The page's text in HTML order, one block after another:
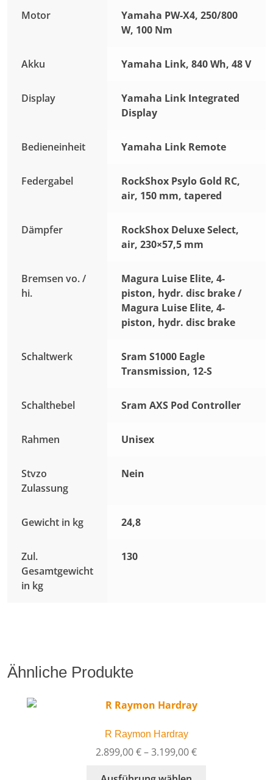
Motor
Yamaha PW-X4, 250/800
W, 100 Nm
Akku Yamaha Link, 840 Wh, 48 V
Display
Yamaha Link Integrated
Display
Bedieneinheit Yamaha Link Remote
Federgabel
RockShox Psylo Gold RC,
air, 150 mm, tapered
Dämpfer
RockShox Deluxe Select,
air, 230×57,5 mm
Bremsen vo. /
hi.
Magura Luise Elite, 4-
piston, hydr. disc brake /
Magura Luise Elite, 4-
piston, hydr. disc brake
Schaltwerk
Sram S1000 Eagle
Transmission, 12-S
Schalthebel Sram AXS Pod Controller
Rahmen Unisex
Stvzo
Zulassung
Nein
Gewicht in kg 24,8
Zul.
Gesamtgewicht
in kg
130
Ähnliche Produkte
R Raymon Hardray
2.899,00€–3.199,00€Preisspanne: